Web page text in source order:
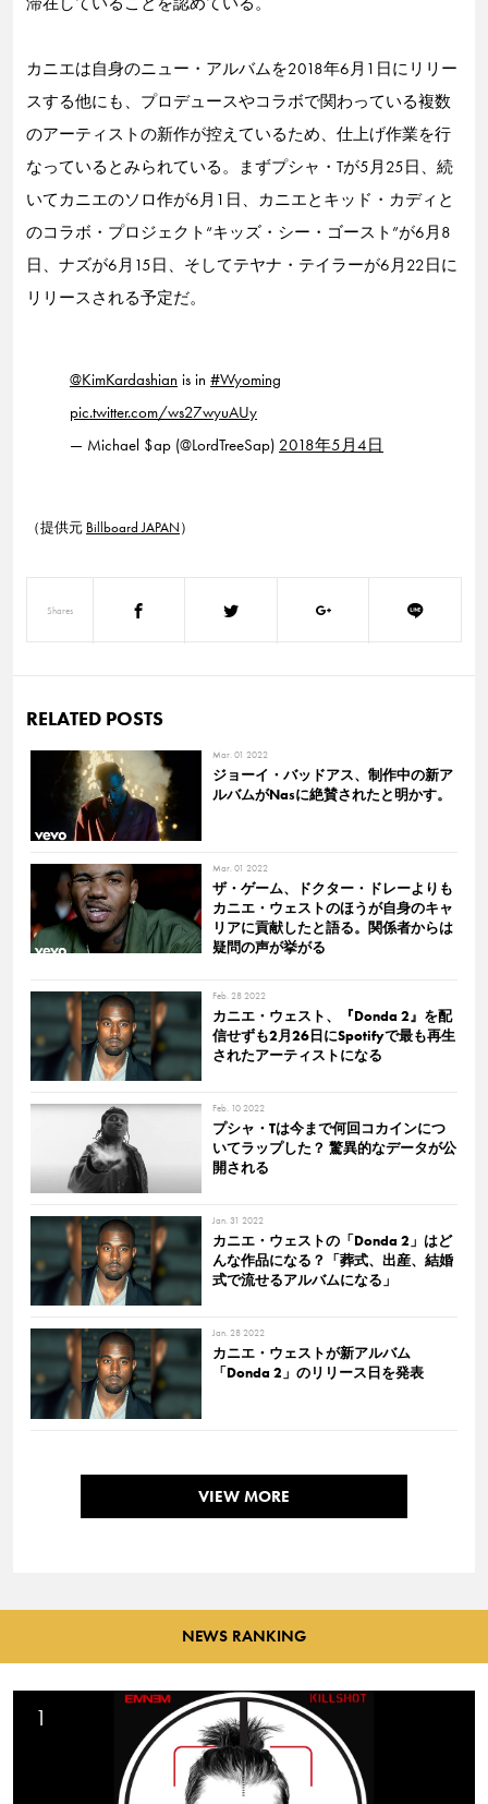
カニエは自身のニュー・アルバムを2018年6月1日にリリー
スする他にも、プロデュースやコラボで関わっている複数
のアーティストの新作が控えているため、仕上げ作業を行
なっているとみられている。まずプシャ・Tが5月25日、続
いてカニエのソロ作が6月1日、カニエとキッド・カディと
のコラボ・プロジェクト“キッズ・シー・ゴースト”が6月8
日、ナズが6月15日、そしてテヤナ・テイラーが6月22日に
リリースされる予定だ。
@KimKardashian is in #Wyoming
pic.twitter.com/ws27wyuAUy
— Michael $ap (@LordTreeSap) 2018年5月4日
（提供元 Billboard JAPAN）
Shares
RELATED POSTS
Mar. 01 2022
ジョーイ・バッドアス、制作中の新ア
ルバムがNasに絶賛されたと明かす。
Mar. 01 2022
ザ・ゲーム、ドクター・ドレーよりも
カニエ・ウェストのほうが自身のキャ
リアに貢献したと語る。関係者からは
疑問の声が挙がる
Feb. 28 2022
カニエ・ウェスト、『Donda 2』を配
信せずも2月26日にSpotifyで最も再生
されたアーティストになる
Feb. 10 2022
プシャ・Tは今まで何回コカインにつ
いてラップした？ 驚異的なデータが公
開される
Jan. 31 2022
カニエ・ウェストの「Donda 2」はど
んな作品になる？「葬式、出産、結婚
式で流せるアルバムになる」
Jan. 28 2022
カニエ・ウェストが新アルバム
「Donda 2」のリリース日を発表
VIEW MORE
NEWS RANKING